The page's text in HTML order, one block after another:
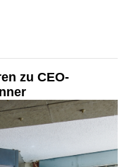
zu CEO-